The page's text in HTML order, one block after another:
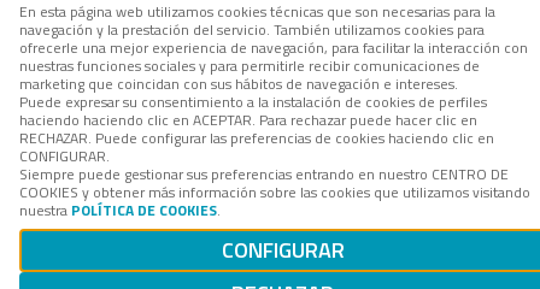
En esta página web utilizamos cookies técnicas que son necesarias para la
navegación y la prestación del servicio. También utilizamos cookies para
ofrecerle una mejor experiencia de navegación, para facilitar la interacción con
nuestras funciones sociales y para permitirle recibir comunicaciones de
marketing que coincidan con sus hábitos de navegación e intereses.
Puede expresar su consentimiento a la instalación de cookies de perfiles
haciendo haciendo clic en ACEPTAR. Para rechazar puede hacer clic en
RECHAZAR. Puede configurar las preferencias de cookies haciendo clic en
CONFIGURAR.
Siempre puede gestionar sus preferencias entrando en nuestro CENTRO DE
COOKIES y obtener más información sobre las cookies que utilizamos visitando
nuestra POLÍTICA DE COOKIES.
CONFIGURAR